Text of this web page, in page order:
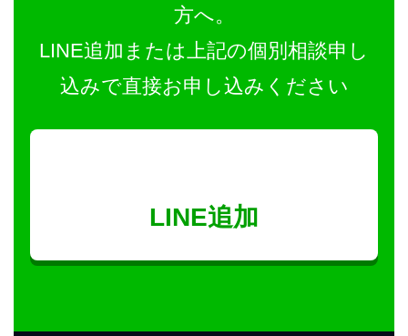
方へ。
LINE追加または上記の個別相談申し
込みで直接お申し込みください
LINE追加